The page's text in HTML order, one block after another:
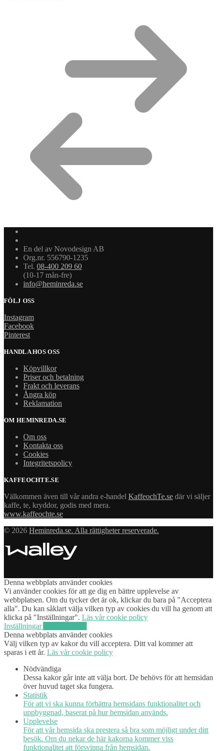
En del av Novodesign AB
Org.nr. 556790-1235
Tel. 08-400 209 60
(10-17 mån-fre)
info@heminreda.se
FÖLJ OSS
Instagram
Facebook
Pinterest
HANDLA HOS OSS
Köpvillkor
Priser och betalning
Frakt och leverans
Ångra köp
Reklamation
OM HEMINREDA.SE
Om oss
Kontakta oss
Cookies
Integritetspolicy
KAFFEOCHTE.SE
Välkommen även till vår andra e-handel KaffeochTe.se där vi säljer
kaffe, te, kryddor, godis med mera.
www.kaffeochte.se
© 2026 Heminreda.se. Alla rättigheter reserverade.
Denna webbplats använder cookies
Vi använder cookies för att ge dig en bättre upplevelse av
webbplatsen. Om du tycker det är ok, klickar du bara på "Acceptera
alla". Du kan såklart välja vilken typ av cookies du vill ha genom att
klicka på "Inställningar". Läs vår cookie policy
Inställningar
Denna webbplats använder cookies
Välj vilken typ av kakor du vill acceptera. Ditt val kommer att
sparas i ett år. Läs vår cookie policy
Nödvändiga
Dessa kakor går inte att välja bort. De behövs för att hemsidan
över huvud taget ska fungera.
Statistik
För att vi ska kunna förbättra hemsidans funktionalitet och
uppbyggnad, baserat på hur hemsidan används.
Upplevelse
För att vår hemsida ska prestera så bra som möjligt under ditt
besök. Om du nekar de här kakorna kommer viss
funktionalitet att försvinna från hemsidan.